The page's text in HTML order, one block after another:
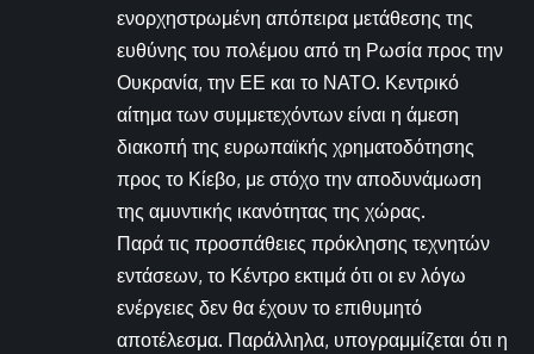
ενορχηστρωμένη απόπειρα μετάθεσης της
ευθύνης του πολέμου από τη Ρωσία προς την
Ουκρανία, την ΕΕ και το ΝΑΤΟ. Κεντρικό
αίτημα των συμμετεχόντων είναι η άμεση
διακοπή της ευρωπαϊκής χρηματοδότησης
προς το Κίεβο, με στόχο την αποδυνάμωση
της αμυντικής ικανότητας της χώρας.
Παρά τις προσπάθειες πρόκλησης τεχνητών
εντάσεων, το Κέντρο εκτιμά ότι οι εν λόγω
ενέργειες δεν θα έχουν το επιθυμητό
αποτέλεσμα. Παράλληλα, υπογραμμίζεται ότι η